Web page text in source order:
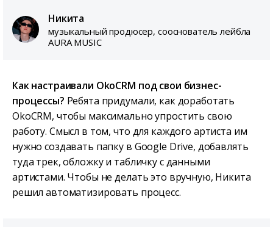
Никита
музыкальный продюсер, сооснователь лейбла
AURA MUSIC
Как настраивали OkoCRM под свои бизнес-
процессы? Ребята придумали, как доработать
OkoCRM, чтобы максимально упростить свою
работу. Смысл в том, что для каждого артиста им
нужно создавать папку в Google Drive, добавлять
туда трек, обложку и табличку с данными
артистами. Чтобы не делать это вручную, Никита
решил автоматизировать процесс.